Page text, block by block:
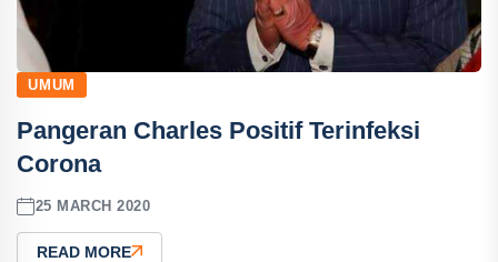
UMUM
Pangeran Charles Positif Terinfeksi
Corona
25 MARCH 2020
READ MORE